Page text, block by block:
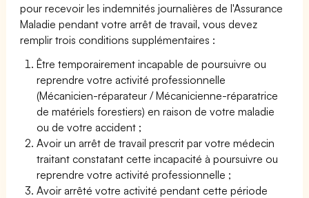
pour recevoir les indemnités journalières de l'Assurance
Maladie pendant votre arrêt de travail, vous devez
remplir trois conditions supplémentaires :
Être temporairement incapable de poursuivre ou
reprendre votre activité professionnelle
(Mécanicien-réparateur / Mécanicienne-réparatrice
de matériels forestiers) en raison de votre maladie
ou de votre accident ;
Avoir un arrêt de travail prescrit par votre médecin
traitant constatant cette incapacité à poursuivre ou
reprendre votre activité professionnelle ;
Avoir arrêté votre activité pendant cette période